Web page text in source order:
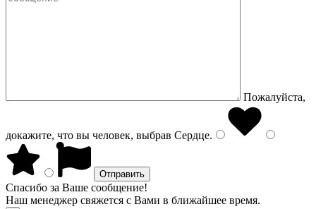
Пожалуйста,
докажите, что вы человек, выбрав Сердце.
Спасибо за Ваше сообщение!
Наш менеджер свяжется с Вами в ближайшее время.